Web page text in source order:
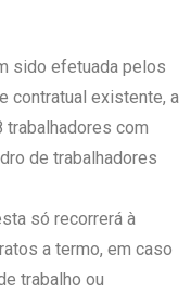
sido efetuada pelos
contratual existente, a
trabalhadores com
de trabalhadores
só recorrerá à
a termo, em caso
trabalho ou